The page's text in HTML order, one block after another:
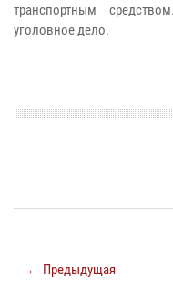
транспортным
уголовное дело.
← Предыдущая